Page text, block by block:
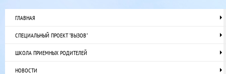
ГЛАВНАЯ
СПЕЦИАЛЬНЫЙ ПРОЕКТ "ВЫЗОВ"
ШКОЛА ПРИЕМНЫХ РОДИТЕЛЕЙ
НОВОСТИ